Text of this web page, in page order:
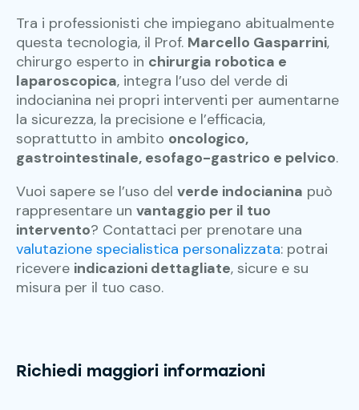
Tra i professionisti che impiegano abitualmente
questa tecnologia, il Prof. Marcello Gasparrini,
chirurgo esperto in chirurgia robotica e
laparoscopica, integra l’uso del verde di
indocianina nei propri interventi per aumentarne
la sicurezza, la precisione e l’efficacia,
soprattutto in ambito oncologico,
gastrointestinale, esofago-gastrico e pelvico.
Vuoi sapere se l’uso del verde indocianina può
rappresentare un vantaggio per il tuo
intervento? Contattaci per prenotare una
valutazione specialistica personalizzata: potrai
ricevere indicazioni dettagliate, sicure e su
misura per il tuo caso.
Richiedi maggiori informazioni